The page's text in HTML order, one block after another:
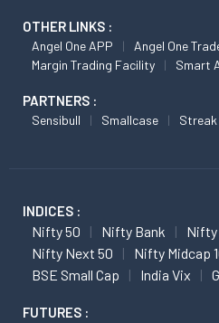
OTHER LINKS :
Angel One APP Angel One
Margin Trading Facility
Smart
PARTNERS :
Sensibull Smallcase Streak
INDICES :
Nifty 50 Nifty Bank
Nifty
Nifty Next 50
Nifty Midcap
BSE Small Cap
India Vix
FUTURES :